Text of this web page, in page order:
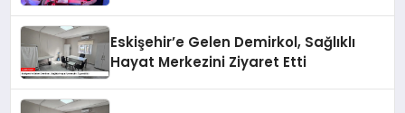
Eskişehir’e Gelen Demirkol, Sağlıklı
Hayat Merkezini Ziyaret Etti